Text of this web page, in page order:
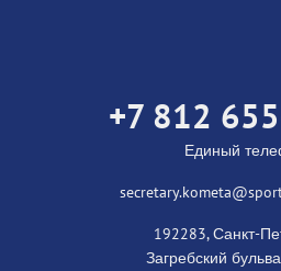
+7 812
Единый
192283, Санкт-
Загребский